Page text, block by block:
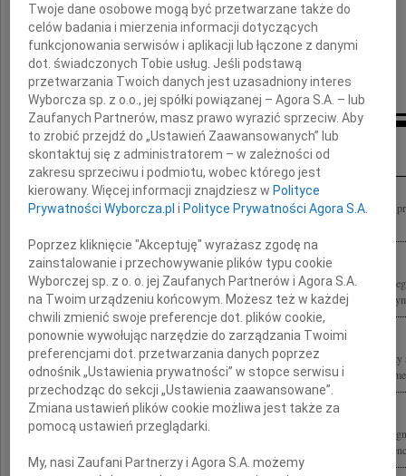
Marszałek
i Zarząd Województwa Łódzkiego
Inne kondolencje
Z ogromnym żalem przyjęliśmy wiadomość o śmierci Marka Edelmana ostatniego
Z ogromnym smutkiem przyjęliśmy wiadomość o śmierci Marka Edelmana
getcie warszawskim, lekarza, działacza społecznego i polityka Rodzinie i
Żegnamy Marka Edelmana naszego Przyjaciela i towarzysza broni Łączymy wyrazy
Ani, Olka i całej Rodziny Luba Gawisar "Zielona Marysia" Pnina Grynszpan-
W piątek, 9 października 2009 roku na Placu Bohaterów Getta o godzinie 11.00
Dziadka Marka Edelmana Aleksander i Zosia, Ania, François, Tomek, Liza i
Twoje dane osobowe mogą być przetwarzane także do
celów badania i mierzenia informacji dotyczących
funkcjonowania serwisów i aplikacji lub łączone z danymi
dot. świadczonych Tobie usług. Jeśli podstawą
przetwarzania Twoich danych jest uzasadniony interes
Wyborcza sp. z o.o., jej spółki powiązanej – Agora S.A. – lub
Zaufanych Partnerów, masz prawo wyrazić sprzeciw. Aby
to zrobić przejdź do „Ustawień Zaawansowanych” lub
skontaktuj się z administratorem – w zależności od
zakresu sprzeciwu i podmiotu, wobec którego jest
kierowany. Więcej informacji znajdziesz wPolityce
Prywatności Wyborcza.pl iPolityce Prywatności Agora S.A.
Poprzez kliknięcie "Akceptuję" wyrażasz zgodę na
zainstalowanie i przechowywanie plików typu cookie
Wyborczej sp. z o. o. jej Zaufanych Partnerów i Agora S.A.
na Twoim urządzeniu końcowym. Możesz też w każdej
chwili zmienić swoje preferencje dot. plików cookie,
ponownie wywołując narzędzie do zarządzania Twoimi
preferencjami dot. przetwarzania danych poprzez
odnośnik „Ustawienia prywatności” w stopce serwisu i
przechodząc do sekcji „Ustawienia zaawansowane”.
Zmiana ustawień plików cookie możliwa jest także za
pomocą ustawień przeglądarki.
My, nasi Zaufani Partnerzy i Agora S.A. możemy